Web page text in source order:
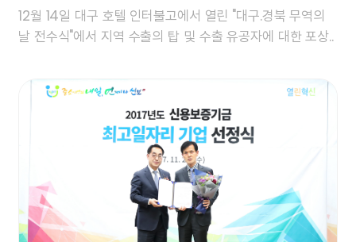
12월 14일 대구 호텔 인터불고에서 열린 "대구.경북 무역의
날 전수식"에서 지역 수출의 탑 및 수출 유공자에 대한 포상..